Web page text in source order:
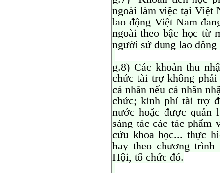
ngoài làm việc tại Việt
lao động Việt Nam
ngoài theo bậc học từ
người sử dụng lao động
g.8) Các khoản thu
chức tài trợ không
cá nhân nếu cá nhân
chức; kinh phí tài trợ
nước hoặc được quản
sáng tác các tác phẩm
cứu khoa học... thực
hay theo chương
Hội, tổ chức đó.